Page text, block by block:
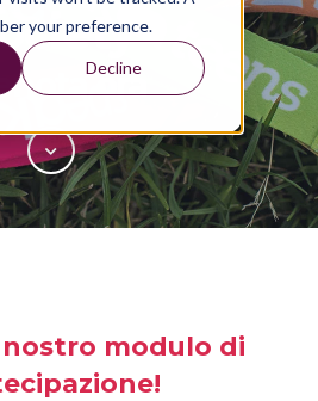
your preference.
Decline
ora
modulo di